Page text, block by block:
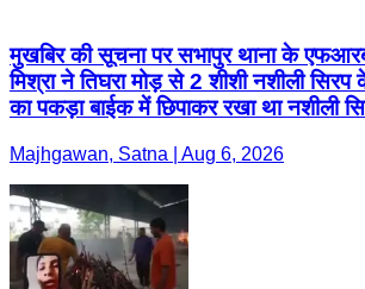
मुखबिर की सूचना पर सभापुर थाना के
मिश्रा ने तिघरा मोड़ से 2 शीशी नशीली
का पकड़ा बाईक में छिपाकर रखा था नशीली
Majhgawan, Satna | Aug 6, 2026